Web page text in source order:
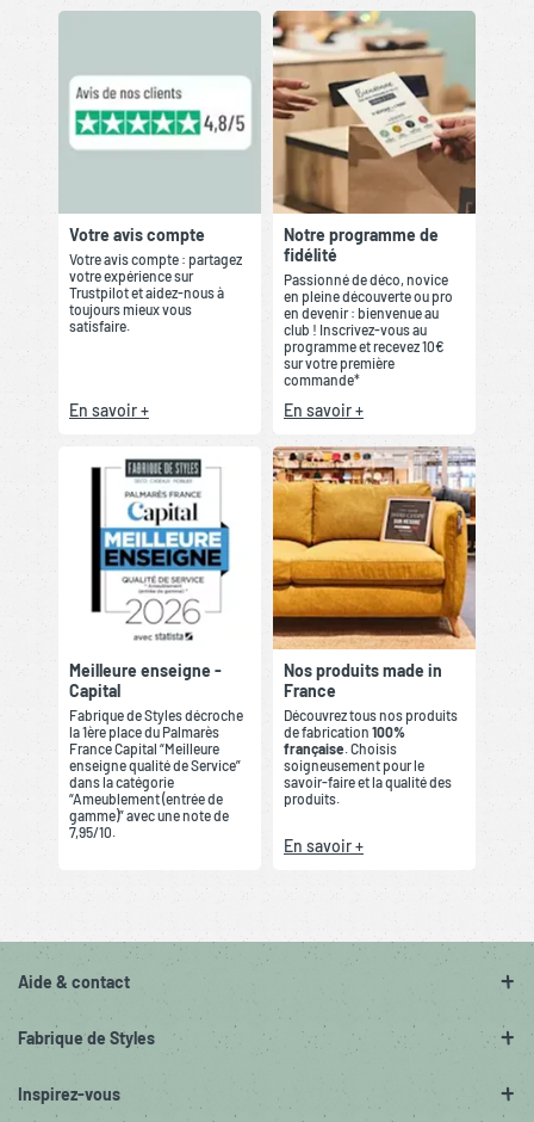
Votre avis compte
Votre avis compte : partagez
votre expérience sur
Trustpilot et aidez-nous à
toujours mieux vous
satisfaire.
En savoir +
Notre programme de
fidélité
Passionné de déco, novice
en pleine découverte ou pro
en devenir : bienvenue au
club ! Inscrivez-vous au
programme et recevez 10€
sur votre première
commande*
En savoir +
Meilleure enseigne -
Capital
Fabrique de Styles décroche
la 1ère place du Palmarès
France Capital “Meilleure
enseigne qualité de Service”
dans la catégorie
“Ameublement (entrée de
gamme)” avec une note de
7,95/10.
Nos produits made in
France
Découvrez tous nos produits
de fabrication 100%
française. Choisis
soigneusement pour le
savoir-faire et la qualité des
produits.
En savoir +
Aide & contact
Fabrique de Styles
Inspirez-vous